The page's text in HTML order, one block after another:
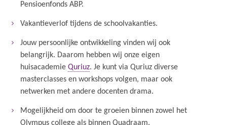
Pensioenfonds ABP.
Vakantieverlof tijdens de schoolvakanties.
Jouw persoonlijke ontwikkeling vinden wij ook
belangrijk. Daarom hebben wij onze eigen
huisacademie Quriuz. Je kunt via Quriuz diverse
masterclasses en workshops volgen, maar ook
netwerken met andere docenten drama.
Mogelijkheid om door te groeien binnen zowel het
Olympus college als binnen Quadraam.